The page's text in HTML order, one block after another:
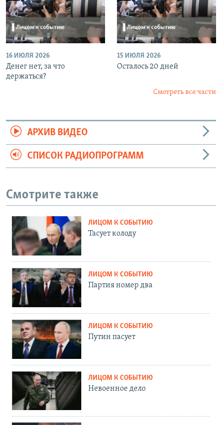
16 ИЮЛЯ 2026
Денег нет, за что
держаться?
15 ИЮЛЯ 2026
Осталось 20 дней
Смотреть все части
АРХИВ ВИДЕО
СПИСОК РАДИОПРОГРАММ
Смотрите также
ЛИЦОМ К СОБЫТИЮ
Тасует колоду
ЛИЦОМ К СОБЫТИЮ
Партия номер два
ЛИЦОМ К СОБЫТИЮ
Путин пасует
ЛИЦОМ К СОБЫТИЮ
Невоенное дело